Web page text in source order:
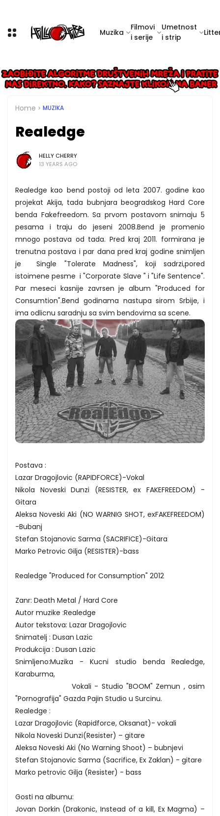
Muzika
Filmovi
i serije
Umetnost
i strip
Home MUZIKA
Realedge
HELLY CHERRY
13 YEARS AGO
Realedge kao bend postoji od leta 2007. godine kao
projekat Akija, tada bubnjara beogradskog Hard Core
benda Fakefreedom. Sa prvom postavom snimaju 5
pesama i traju do jeseni 2008.Bend je promenio
mnogo postava od tada. Pred kraj 2011. formirana je
trenutna postava i par dana pred kraj godine snimljen
je Single "Tolerate Madness", koji sadrzi,pored
istoimene pesme i "Corporate Slave " i "Life Sentence".
Par meseci kasnije zavrsen je album "Produced for
Consumtion".Bend godinama nastupa sirom Srbije, i
ima odlicnu saradnju sa svim bendovima sa scene.
Postava :
Lazar Dragojlovic (RAPIDFORCE)-Vokal
Nikola Noveski Dunzi (RESISTER, ex FAKEFREEDOM) -
Gitara
Aleksa Noveski Aki (NO WARNIG SHOT, exFAKEFREEDOM)
-Bubanj
Stefan Stojanovic Sarma (SACRIFICE)-Gitara
Marko Petrovic Gilja (RESISTER)-bass
Realedge "Produced for Consumption" 2012
Zanr: Death Metal / Hard Core
Autor muzike :Realedge
Autor tekstova: Lazar Dragojlovic
Snimatelj : Dusan Lazic
Produkcija : Dusan Lazic
Snimljeno:Muzika - Kucni studio benda Realedge,
Karaburma,
Vokali - Studio "BOOM" Zemun , osim
"Pornografija" Gazda Pajin Studio u Surcinu.
Realedge :
Lazar Dragojlovic (Rapidforce, Oksanat)- vokali
Nikola Noveski Dunzi(Resister) – gitare
Aleksa Noveski Aki (No Warning Shoot) – bubnjevi
Stefan Stojanovic Sarma (Sacrifice, Ex Zaklan) - gitare
Marko petrovic Gilja (Resister) - bass
Gosti na albumu:
Jovan Dorkin (Drakonic, Instead of a kill, Ex Magma) –